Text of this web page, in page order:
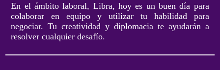
En el ámbito laboral, Libra, hoy es un buen día para
colaborar en equipo y utilizar tu habilidad para
negociar. Tu creatividad y diplomacia te ayudarán a
resolver cualquier desafío.